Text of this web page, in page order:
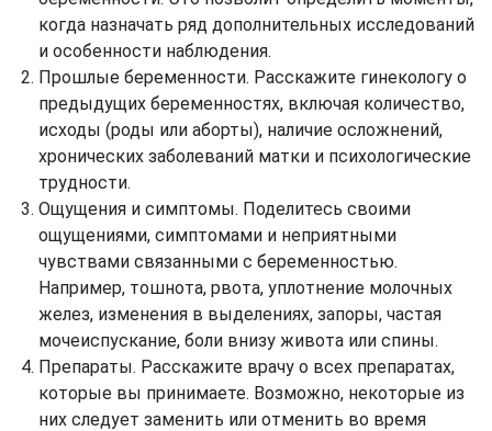
когда назначать ряд дополнительных исследований
и особенности наблюдения.
Прошлые беременности. Расскажите гинекологу о
предыдущих беременностях, включая количество,
исходы (роды или аборты), наличие осложнений,
хронических заболеваний матки и психологические
трудности.
Ощущения и симптомы. Поделитесь своими
ощущениями, симптомами и неприятными
чувствами связанными с беременностью.
Например, тошнота, рвота, уплотнение молочных
желез, изменения в выделениях, запоры, частая
мочеиспускание, боли внизу живота или спины.
Препараты. Расскажите врачу о всех препаратах,
которые вы принимаете. Возможно, некоторые из
них следует заменить или отменить во время